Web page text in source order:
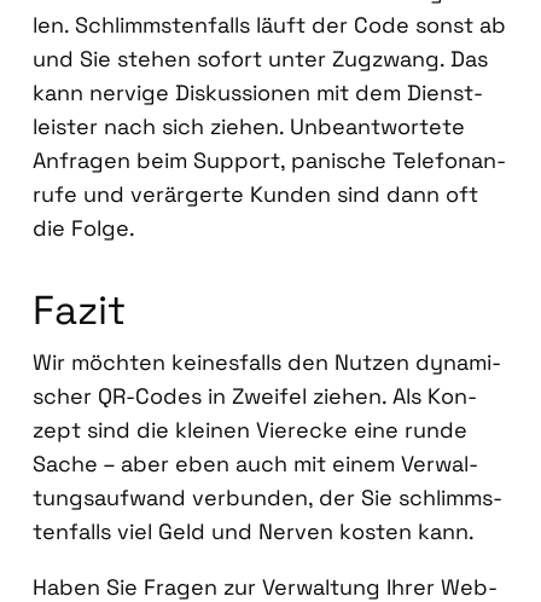
len. Schlimms­ten­falls läuft der Code sonst ab
und Sie ste­hen sofort unter Zug­zwang. Das
kann ner­vi­ge Dis­kus­sio­nen mit dem Dienst­
leis­ter nach sich zie­hen. Unbe­ant­wor­te­te
Anfra­gen beim Sup­port, pani­sche Tele­fon­an­
ru­fe und ver­är­ger­te Kun­den sind dann oft
die Fol­ge.
Fazit
Wir möch­ten kei­nes­falls den Nut­zen dyna­mi­
scher QR-Codes in Zwei­fel zie­hen. Als Kon­
zept sind die klei­nen Vier­ecke eine run­de
Sache – aber eben auch mit einem Ver­wal­
tungs­auf­wand ver­bun­den, der Sie schlimms­
ten­falls viel Geld und Ner­ven kos­ten kann.
Haben Sie Fra­gen zur Ver­wal­tung Ihrer Web­